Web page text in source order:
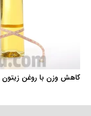
کاهش وزن با روغن زیتون